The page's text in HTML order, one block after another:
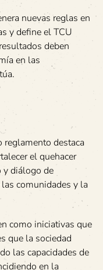
nuevas reglas en
y define el TCU
deben
en las
reglamento destaca
el quehacer
y diálogo de
comunidades y la
como iniciativas que
que la sociedad
las capacidades de
en la